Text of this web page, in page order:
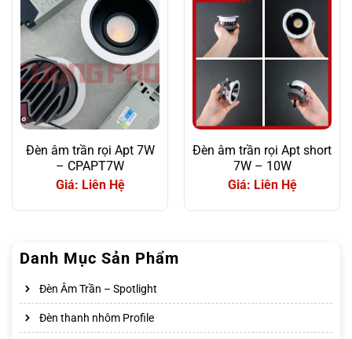
Đèn âm trần rọi Apt 7W
– CPAPT7W
Giá: Liên Hệ
Đèn âm trần rọi Apt short
7W – 10W
Giá: Liên Hệ
Danh Mục Sản Phẩm
Đèn Âm Trần – Spotlight
Đèn thanh nhôm Profile